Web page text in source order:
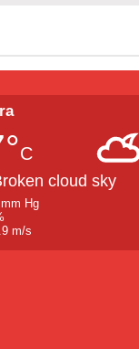
C
cloud sky
Hg
m/s